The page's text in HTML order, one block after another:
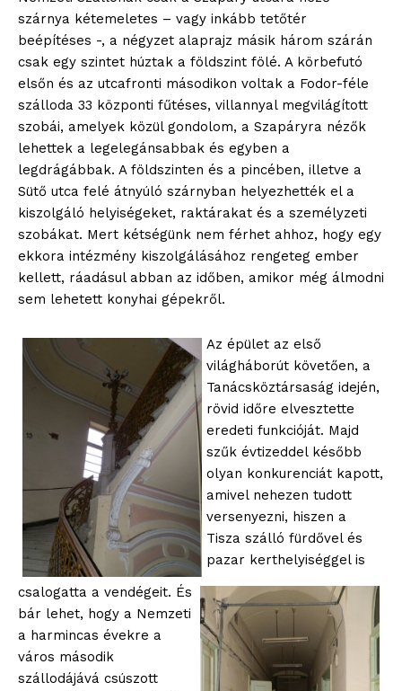
szárnya kétemeletes – vagy inkább tetőtér
beépítéses -, a négyzet alaprajz másik három szárán
csak egy szintet húztak a földszint fölé. A körbefutó
elsőn és az utcafronti másodikon voltak a Fodor-féle
szálloda 33 központi fűtéses, villannyal megvilágított
szobái, amelyek közül gondolom, a Szapáryra nézők
lehettek a legelegánsabbak és egyben a
legdrágábbak. A földszinten és a pincében, illetve a
Sütő utca felé átnyúló szárnyban helyezhették el a
kiszolgáló helyiségeket, raktárakat és a személyzeti
szobákat. Mert kétségünk nem férhet ahhoz, hogy egy
ekkora intézmény kiszolgálásához rengeteg ember
kellett, ráadásul abban az időben, amikor még álmodni
sem lehetett konyhai gépekről.
Az épület az első
világháborút követően, a
Tanácsköztársaság idején,
rövid időre elvesztette
eredeti funkcióját. Majd
szűk évtizeddel később
olyan konkurenciát kapott,
amivel nehezen tudott
versenyezni, hiszen a
Tisza szálló fürdővel és
pazar kerthelyiséggel is
csalogatta a vendégeit. És
bár lehet, hogy a Nemzeti
a harmincas évekre a
város második
szállodájává csúszott